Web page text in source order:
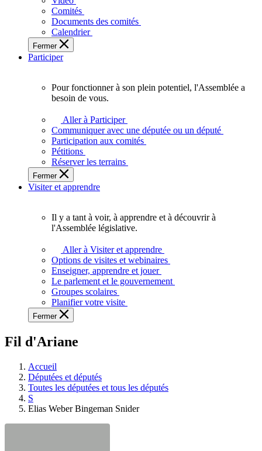
touchent
des
Ontariennes
et
Comités
Documents des comités
Calendrier
Fermer
Participer
plein
potentiel,
l'Assemblée
a
besoin
de
Pour fonctionner à son plein potentiel, l'Assemblée a
besoin de vous.
Aller à Participer
Communiquer avec une députée ou un député
Participation aux comités
Pétitions
Réserver les terrains
Fermer
Visiter et apprendre
voir,
apprendre
et
à
à
législative.
Il y a tant à voir, à apprendre et à découvrir à
l'Assemblée législative.
Aller à Visiter et apprendre
Options de visites et webinaires
Enseigner, apprendre et jouer
Le parlement et le gouvernement
Groupes scolaires
Planifier votre visite
Fermer
Fil d'Ariane
Accueil
Députées et députés
Toutes les députées et tous les députés
S
Elias Weber Bingeman Snider